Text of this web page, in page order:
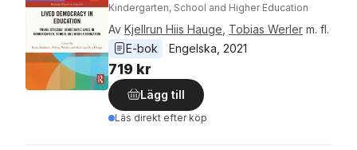
Kindergarten, School and Higher Education
Av Kjellrun Hiis Hauge Tobias Werler m. fl.
E-bok
Engelska 2021
719 kr
Lägg till
Läs direkt efter köp